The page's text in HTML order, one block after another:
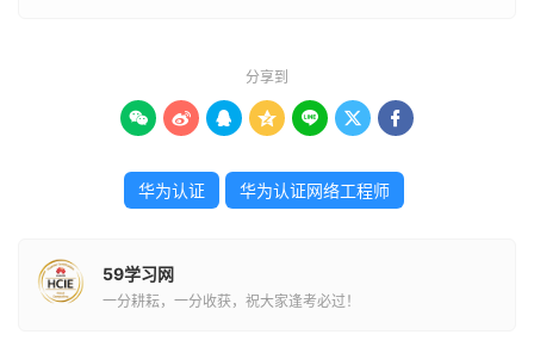
分享到
      
华为认证 华为认证网络工程师
59学习网
一分耕耘，一分收获，祝大家逢考必过！